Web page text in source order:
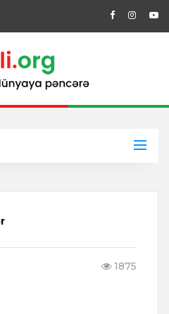
1875